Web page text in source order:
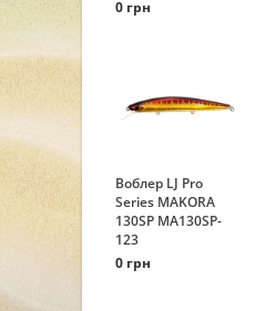
0 грн
Воблер LJ Pro
Series MAKORA
130SP MA130SP-
123
0 грн